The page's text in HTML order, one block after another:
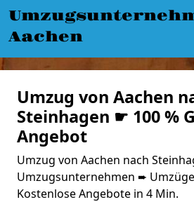
Aachen
Umzug von Aachen
Steinhagen ☛ 100 %
Angebot
Umzug von Aachen nach
Umzugsunternehmen ➨
Kostenlose Angebote in 4 Min.